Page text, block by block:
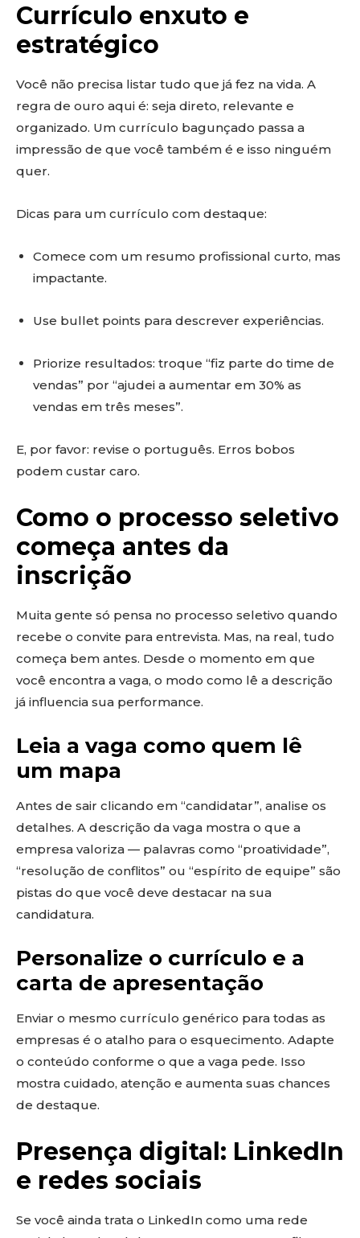
Currículo enxuto e
estratégico
Você não precisa listar tudo que já fez na vida. A
regra de ouro aqui é: seja direto, relevante e
organizado. Um currículo bagunçado passa a
impressão de que você também é e isso ninguém
quer.
Dicas para um currículo com destaque:
Comece com um resumo profissional curto, mas
impactante.
Use bullet points para descrever experiências.
Priorize resultados: troque “fiz parte do time de
vendas” por “ajudei a aumentar em 30% as
vendas em três meses”.
E, por favor: revise o português. Erros bobos
podem custar caro.
Como o processo seletivo
começa antes da
inscrição
Muita gente só pensa no processo seletivo quando
recebe o convite para entrevista. Mas, na real, tudo
começa bem antes. Desde o momento em que
você encontra a vaga, o modo como lê a descrição
já influencia sua performance.
Leia a vaga como quem lê
um mapa
Antes de sair clicando em “candidatar”, analise os
detalhes. A descrição da vaga mostra o que a
empresa valoriza — palavras como “proatividade”,
“resolução de conflitos” ou “espírito de equipe” são
pistas do que você deve destacar na sua
candidatura.
Personalize o currículo e a
carta de apresentação
Enviar o mesmo currículo genérico para todas as
empresas é o atalho para o esquecimento. Adapte
o conteúdo conforme o que a vaga pede. Isso
mostra cuidado, atenção e aumenta suas chances
de destaque.
Presença digital: LinkedIn
e redes sociais
Se você ainda trata o LinkedIn como uma rede